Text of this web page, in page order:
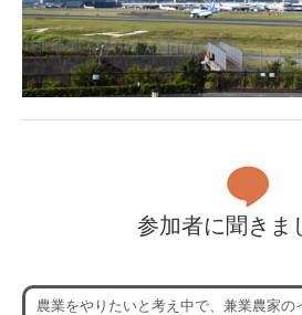
参加者に聞きま
農業をやりたいと考え中で、兼業農家の